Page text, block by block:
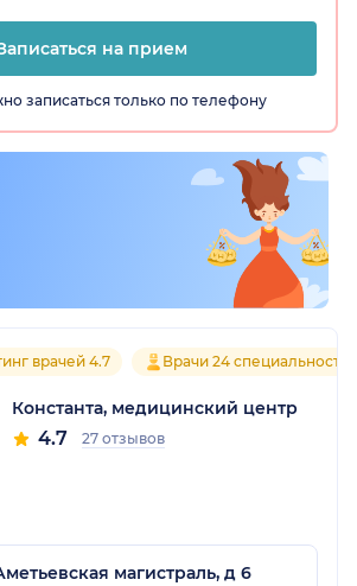
на прием
записаться только по телефону
врачей 4.7 Врачи 24
Константа, медицинский центр
4.7 27 отзывов
магистраль, д 6